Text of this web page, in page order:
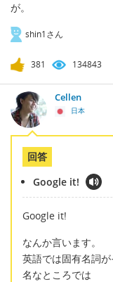
が。
shin1さん
381 134843
Cellen
日本
回答
Google it!
Google it!
なんか言います。
英語では固有名詞
名なところでは